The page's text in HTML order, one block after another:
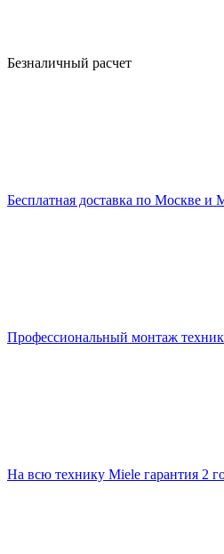
Безналичный расчет
Бесплатная доставка по Москве и
Профессиональный монтаж
На всю технику Miele гарантия 2